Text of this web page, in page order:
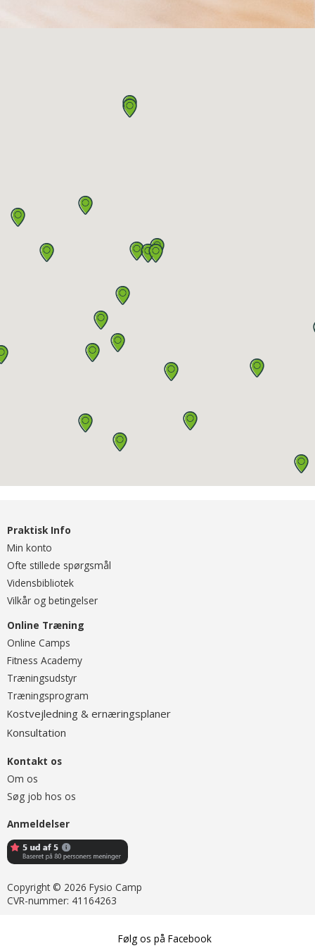
Praktisk Info
Min konto
Ofte stillede spørgsmål
Vidensbibliotek
Vilkår og betingelser
Online Træning
Online Camps
Fitness Academy
Træningsudstyr
Træningsprogram
Kostvejledning & ernæringsplaner
Konsultation
Kontakt os
Om os
Søg job hos os
Anmeldelser
Copyright © 2026 Fysio Camp
CVR-nummer: 41164263
Følg os på Facebook